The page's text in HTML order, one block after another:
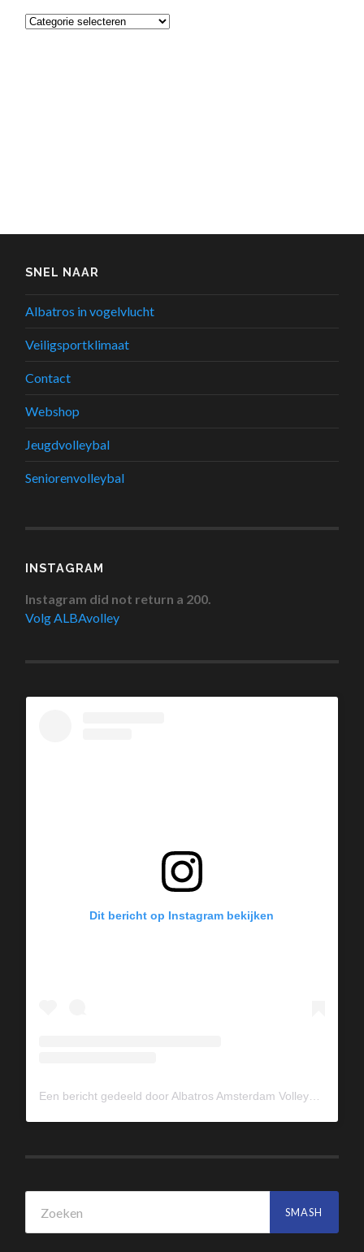
Categorieën
SNEL NAAR
Albatros in vogelvlucht
Veiligsportklimaat
Contact
Webshop
Jeugdvolleybal
Seniorenvolleybal
INSTAGRAM
Instagram did not return a 200.
Volg ALBAvolley
Dit bericht op Instagram bekijken